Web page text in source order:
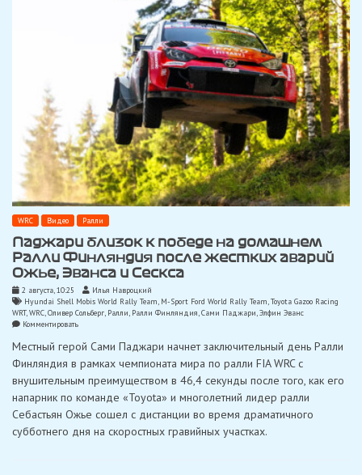
WRC Видео Ралли
Паджари близок к победе на домашнем
Ралли Финляндия после жестких аварий
Ожье, Эванса и Сескса
2 августа, 10:25
Илья Навроцкий
Hyundai Shell Mobis World Rally Team, M-Sport Ford World Rally Team,Toyota Gazoo Racing
WRT,WRC,Оливер Сольберг, Ралли, Ралли Финляндия,Сами Паджари,Элфин Эванс
Комментироватьon
близок
победе
на
Ралли
Финляндия
жестких
Местный герой Сами Паджари начнет заключительный день Ралли
Финляндия в рамках чемпионата мира по ралли FIA WRC с
внушительным преимуществом в 46,4 секунды после того, как его
напарник по команде «Toyota» и многолетний лидер ралли
Себастьян Ожье сошел с дистанции во время драматичного
субботнего дня на скоростных гравийных участках.